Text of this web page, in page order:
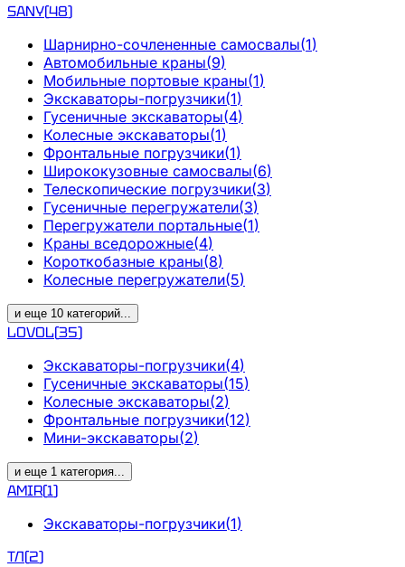
SANY(48)
Шарнирно-сочлененные самосвалы(1)
Автомобильные краны(9)
Мобильные портовые краны(1)
Экскаваторы-погрузчики(1)
Гусеничные экскаваторы(4)
Колесные экскаваторы(1)
Фронтальные погрузчики(1)
Ширококузовные самосвалы(6)
Телескопические погрузчики(3)
Гусеничные перегружатели(3)
Перегружатели портальные(1)
Краны вседорожные(4)
Короткобазные краны(8)
Колесные перегружатели(5)
и еще 10 категорий...
LOVOL(35)
Экскаваторы-погрузчики(4)
Гусеничные экскаваторы(15)
Колесные экскаваторы(2)
Фронтальные погрузчики(12)
Мини-экскаваторы(2)
и еще 1 категория...
AMIR(1)
Экскаваторы-погрузчики(1)
ТЛ(2)